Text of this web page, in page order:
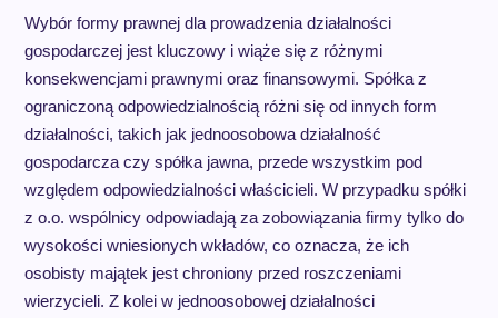
Wybór formy prawnej dla prowadzenia działalności
gospodarczej jest kluczowy i wiąże się z różnymi
konsekwencjami prawnymi oraz finansowymi. Spółka z
ograniczoną odpowiedzialnością różni się od innych form
działalności, takich jak jednoosobowa działalność
gospodarcza czy spółka jawna, przede wszystkim pod
względem odpowiedzialności właścicieli. W przypadku spółki
z o.o. wspólnicy odpowiadają za zobowiązania firmy tylko do
wysokości wniesionych wkładów, co oznacza, że ich
osobisty majątek jest chroniony przed roszczeniami
wierzycieli. Z kolei w jednoosobowej działalności